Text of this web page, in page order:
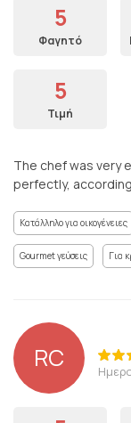
5
Φαγητό
5
Τιμή
The chef was very
perfectly,
Κατάλληλο για οικογένειες
Gourmet γεύσεις Για
RC